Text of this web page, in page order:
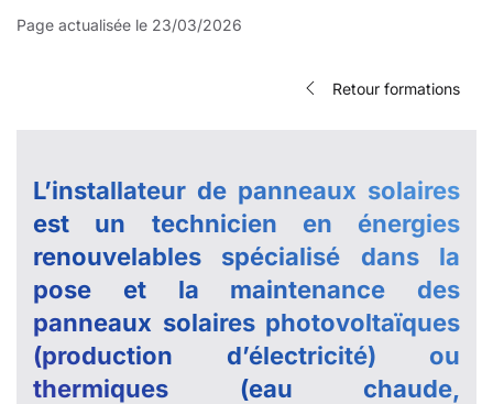
Page actualisée le 23/03/2026
Retour formations
L’installateur de panneaux solaires
est un technicien en énergies
renouvelables spécialisé dans la
pose et la maintenance des
panneaux solaires photovoltaïques
(production d’électricité) ou
thermiques (eau chaude,